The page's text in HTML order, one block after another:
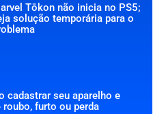
Tōkon não inicia no PS5;
solução temporária para o
cadastrar seu aparelho e
furto ou perda